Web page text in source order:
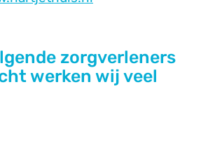
zorgverleners
werken wij veel